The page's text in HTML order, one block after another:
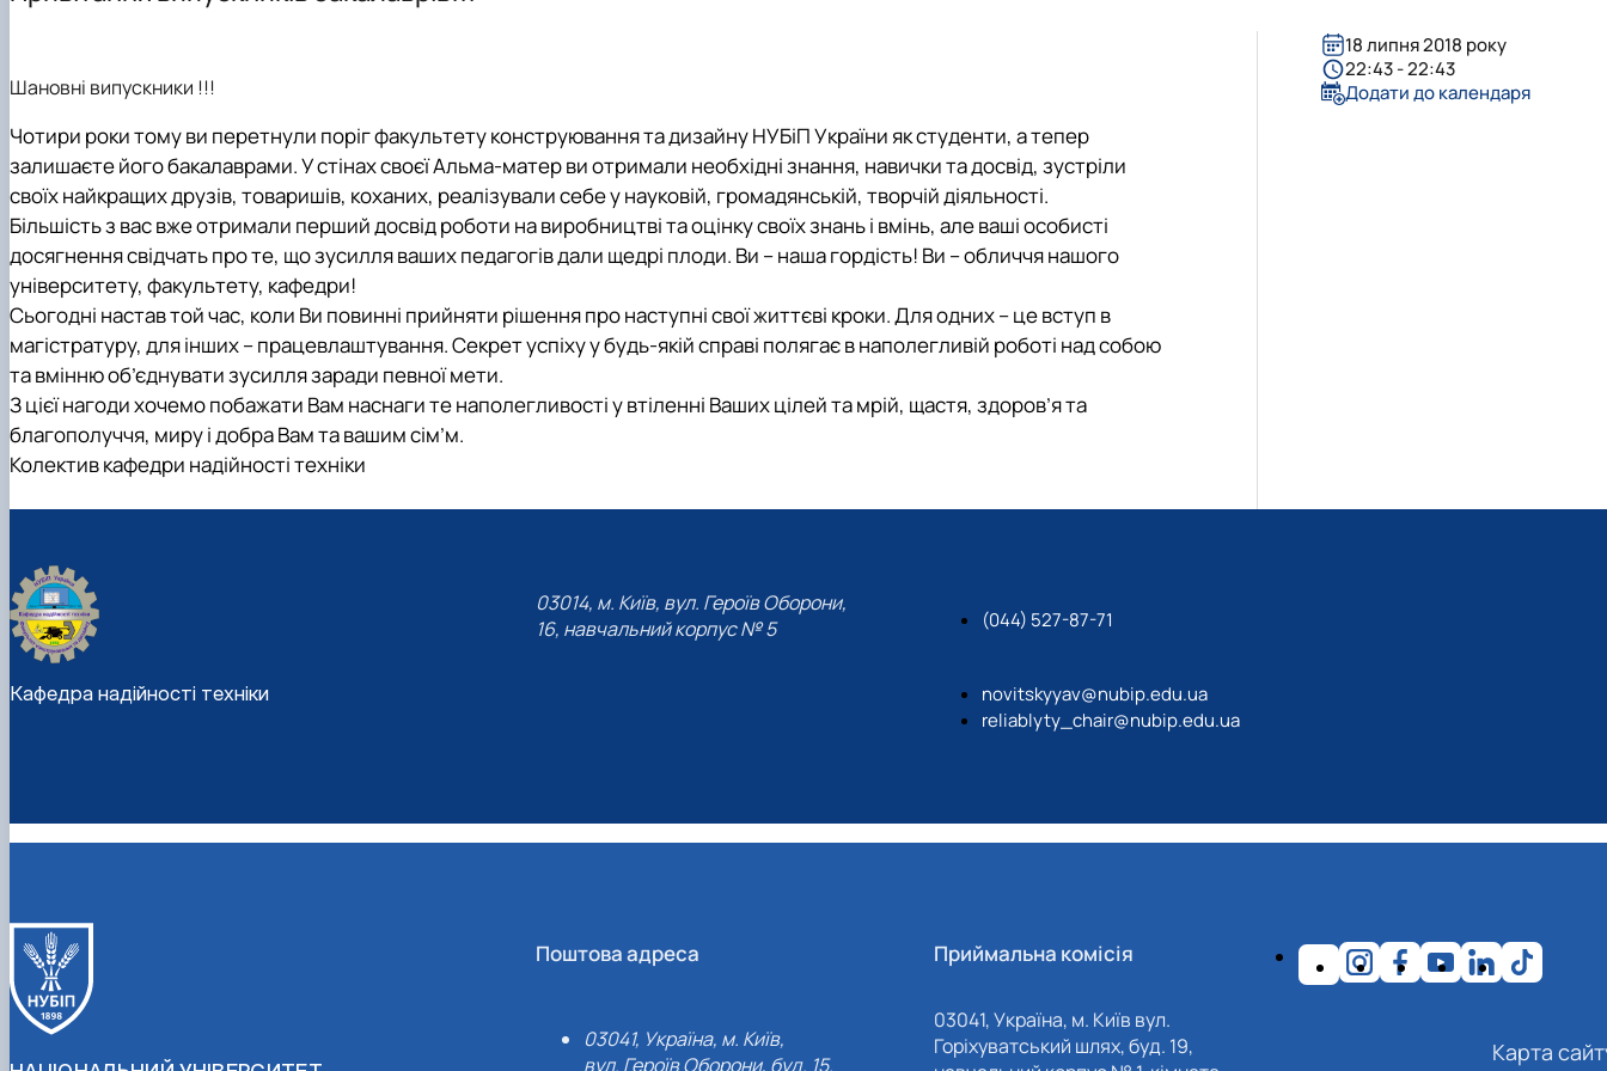
Лабораторії кафедри
Обговорення змісту ОПП
Партнери програми
Профорієнтаційна робота та працевлаштування випускників
Освітні нормативи
Практична підготовка здобувачів
Матеріально-технічна база
Заохочення викладачів
Заохочення та патріотичне виховання студентів
Анкетування
Ремонт двигунів внутрішнього згорання
Художньої ковки
Керування машино-тракторними агрегатами
Публікації співробітників кафедри в міжнародній базі SCOPUS
Навчально-методичні матеріали
Секція «Надійності техніки і технологічного обладнання»
Співробітники кафедри
Шановні випускники !!!
Чотири роки тому ви перетнули поріг факультету конструювання та дизайну НУБіП України як студенти, а тепер
залишаєте його бакалаврами. У стінах своєї Альма-матер ви отримали необхідні знання, навички та досвід, зустріли
своїх найкращих друзів, товаришів, коханих, реалізували себе у науковій, громадянській, творчій діяльності.
Більшість з вас вже отримали перший досвід роботи на виробництві та оцінку своїх знань і вмінь, але ваші особисті
досягнення свідчать про те, що зусилля ваших педагогів дали щедрі плоди. Ви – наша гордість! Ви – обличчя нашого
університету, факультету, кафедри!
Сьогодні настав той час, коли Ви повинні прийняти рішення про наступні свої життєві кроки. Для одних – це вступ в
магістратуру, для інших – працевлаштування. Секрет успіху у будь-якій справі полягає в наполегливій роботі над собою
та вмінню об’єднувати зусилля заради певної мети.
З цієї нагоди хочемо побажати Вам наснаги те наполегливості у втіленні Ваших цілей та мрій, щастя, здоров’я та
благополуччя, миру і добра Вам та вашим сім’м.
Колектив кафедри надійності техніки
18 липня 2018 року
22:43 - 22:43
Додати до календаря
Кафедра надійності техніки
03014, м. Київ, вул. Героїв Оборони,
16, навчальний корпус № 5
(044) 527-87-71
novitskyyav@nubip.edu.ua
reliablyty_chair@nubip.edu.ua
Поштова адреса
03041, Україна, м. Київ,
вул. Героїв Оборони, буд. 15.
Приймальна комісія
03041, Україна, м. Київ вул.
Горіхуватський шлях, буд. 19,
Карта